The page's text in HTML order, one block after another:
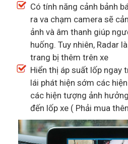
Có tính năng cảnh bảnh
ra va chạm camera sẽ
ảnh và âm thanh giúp
huống. Tuy nhiên, Radar
trang bị thêm trên xe
Hiển thị áp suất lốp ngay
lái phát hiện sớm các
các hiện tượng ảnh
đến lốp xe ( Phải mua